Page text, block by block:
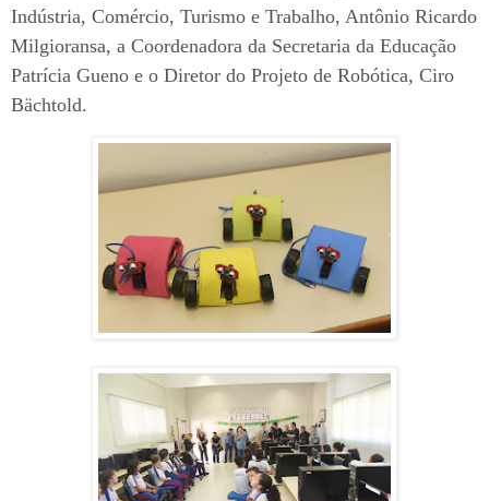
Indústria, Comércio, Turismo e Trabalho, Antônio Ricardo
Milgioransa, a Coordenadora da Secretaria da Educação
Patrícia Gueno e o Diretor do Projeto de Robótica, Ciro
Bächtold.